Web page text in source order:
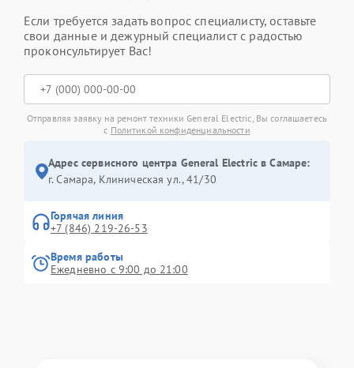
Если требуется задать вопрос специалисту, оставьте
свои данные и дежурный специалист с радостью
проконсультирует Вас!
Отправляя заявку на ремонт техники General Electric, Вы соглашаетесь
с Политикой конфиденциальности
Адрес сервисного центра General Electric в Самаре:
г. Самара, Клиническая ул., 41/30
Горячая линия
+7 (846) 219-26-53
Время работы
Ежедневно с 9:00 до 21:00